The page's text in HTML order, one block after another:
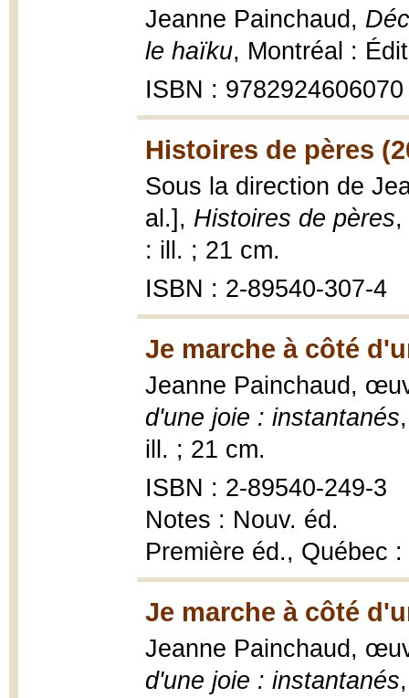
Jeanne Painchaud,
le haïku, Montréal :
ISBN : 9782924606070
Histoires de pères
Sous la direction de
al.], Histoires de pères,
: ill. ; 21 cm.
ISBN : 2-89540-307-4
Je marche à côté
Jeanne Painchaud,
d'une joie : instantanés
ill. ; 21 cm.
ISBN : 2-89540-249-3
Notes : Nouv. éd.
Première éd., Québec
Je marche à côté
Jeanne Painchaud,
d'une joie : instantanés